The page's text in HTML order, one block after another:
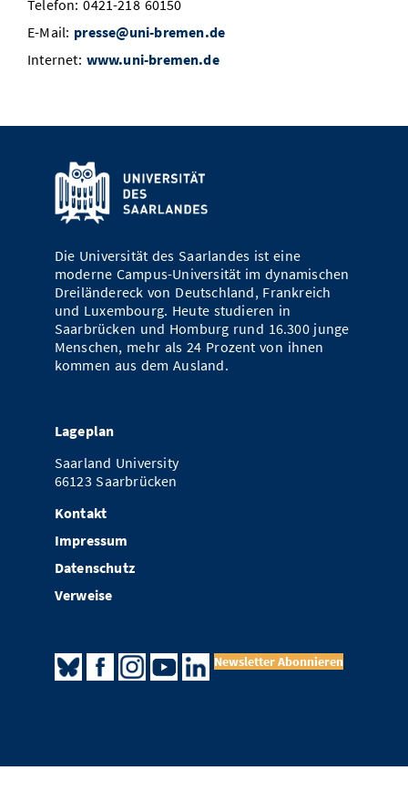
Telefon: 0421-218 60150
E-Mail: presse@uni-bremen.de
Internet: www.uni-bremen.de
Die Universität des Saarlandes ist eine
moderne Campus-Universität im dynamischen
Dreiländereck von Deutschland, Frankreich
und Luxembourg. Heute studieren in
Saarbrücken und Homburg rund 16.300 junge
Menschen, mehr als 24 Prozent von ihnen
kommen aus dem Ausland.
Lageplan
Saarland University
66123 Saarbrücken
Kontakt
Impressum
Datenschutz
Verweise
Newsletter Abonnieren